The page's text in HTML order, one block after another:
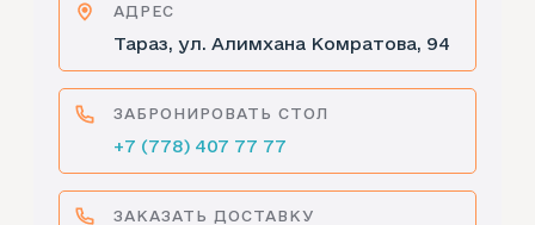
АДРЕС
Тараз, ул. Алимхана Комратова, 94
ЗАБРОНИРОВАТЬ СТОЛ
+7 (778) 407 77 77
ЗАКАЗАТЬ ДОСТАВКУ